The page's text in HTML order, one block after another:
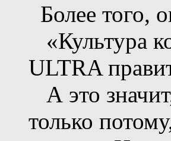
Более того,
«Культура
ULTRA
А это
только